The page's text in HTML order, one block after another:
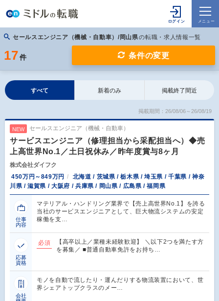
セールスエンジニア（機械・自動車）/岡山県の転職・求人情報一覧
17 件 条件の変更
すべて 新着のみ 掲載終了間近
掲載期間：26/08/06～26/08/19
NEW セールスエンジニア（機械・自動車）
サービスエンジニア（修理担当から采配担当へ）◆売
上高世界No.1／土日祝休み／昨年度賞与8ヶ月
株式会社ダイフク
450万円～849万円
北海道 / 茨城県 / 栃木県 / 埼玉県 / 千葉県 / 神奈
川県 / 滋賀県 / 大阪府 / 兵庫県 / 岡山県 / 広島県 / 福岡県
仕事
内容
マテリアル・ハンドリング業界で【売上高世界No.1】を誇る
当社のサービスエンジニアとして、巨大物流システムの安定
稼働を支…
応募
資格
必須
【高卒以上／業種未経験歓迎】 ＼以下2つを満たす方
を募集／ ■普通自動車免許をお持ち…
会社
モノを自動で流したり・運んだりする物流装置において、世
界シェアトップクラスのメー…